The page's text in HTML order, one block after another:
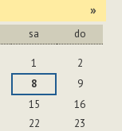
»
sa do
1
2
8
9
15
16
22
23